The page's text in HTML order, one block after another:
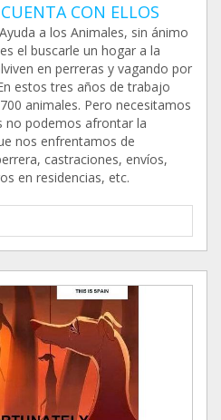
CON ELLOS
a los Animales, sin ánimo
el buscarle un hogar a la
en perreras y vagando por
estos tres años de trabajo
animales. Pero necesitamos
no podemos afrontar la
nos enfrentamos de
castraciones, envíos,
en residencias, etc.